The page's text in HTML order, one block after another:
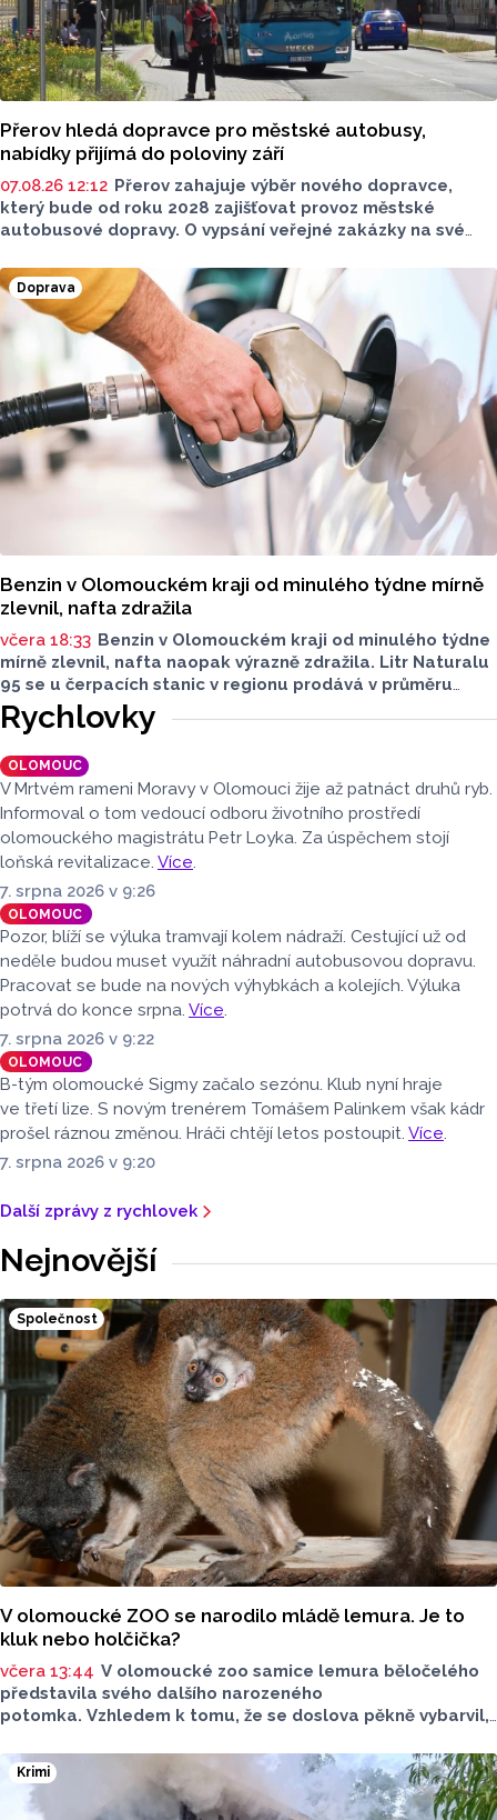
Přerov hledá dopravce pro městské autobusy,
nabídky přijímá do poloviny září
07.08.26 12:12 Přerov zahajuje výběr nového dopravce,
který bude od roku 2028 zajišťovat provoz městské
autobusové dopravy. O vypsání veřejné zakázky na své
dopravcem bude uzavřena na deset let a zajistí dopravní
obslužnost města nad rámec regionálních linek
objednávaných Olomouckým krajem.
Doprava
Benzin v Olomouckém kraji od minulého týdne mírně
zlevnil, nafta zdražila
včera 18:33 Benzin v Olomouckém kraji od minulého týdne
mírně zlevnil, nafta naopak výrazně zdražila. Litr Naturalu
95 se u čerpacích stanic v regionu prodává v průměru
za 42,27 koruny, před týdnem byl o deset haléřů dražší.
O 84 haléřů zdražila nafta, za litr teď řidiči dají průměrně
44,84 koruny. Podle údajů společnosti CCS, která ceny
sleduje, je benzin v současnosti o 7,73 koruny dražší než
před rokem, za naftu tehdy motoristé platili o 11,31
koruny méně.
Rychlovky
OLOMOUC
V Mrtvém rameni Moravy v Olomouci žije až patnáct druhů ryb.
Informoval o tom vedoucí odboru životního prostředí
olomouckého magistrátu Petr Loyka. Za úspěchem stojí
loňská revitalizace. Více.
7. srpna 2026 v 9:26
OLOMOUC
Pozor, blíží se výluka tramvají kolem nádraží. Cestující už od
neděle budou muset využít náhradní autobusovou dopravu.
Pracovat se bude na nových výhybkách a kolejích. Výluka
potrvá do konce srpna. Více.
7. srpna 2026 v 9:22
OLOMOUC
B-tým olomoucké Sigmy začalo sezónu. Klub nyní hraje
ve třetí lize. S novým trenérem Tomášem Palinkem však kádr
prošel ráznou změnou. Hráči chtějí letos postoupit. Více.
7. srpna 2026 v 9:20
Další zprávy z rychlovek
Nejnovější
Společnost
V olomoucké ZOO se narodilo mládě lemura. Je to
kluk nebo holčička?
včera 13:44 V olomoucké zoo samice lemura běločelého
představila svého dalšího narozeného
potomka. Vzhledem k tomu, že se doslova pěkně vybarvil,
hnědé, případně hnědošedé, zato samci se pyšní bílým
zbarvením hlavy.
Krimi